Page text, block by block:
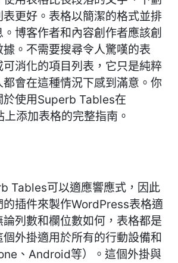
更好。表格以簡潔的格式並排
博客作者和內容創作者應該創
。不需要搜尋令人驚嘆的表
消化的項目列表，它只是純粹
會在這種情況下感到滿意。你
於使用Superb Tables在
添加表格的完整指南。
Tables可以適應響應式，因此
插件來製作WordPress表格適
列數和欄位數如何，表格都是
外掛適用於所有的行動設備和
、Android等）。這個外掛與